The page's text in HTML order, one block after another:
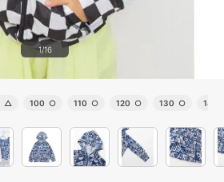
1/16
△ 100 ○ 110 ○ 120 ○ 130 ○ 140